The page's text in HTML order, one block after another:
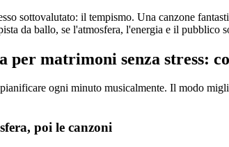
sottovalutato: il tempismo. Una canzone
da ballo, se l'atmosfera, l'energia e il pubblico
per matrimoni senza stress:
ogni minuto musicalmente. Il modo
poi le canzoni